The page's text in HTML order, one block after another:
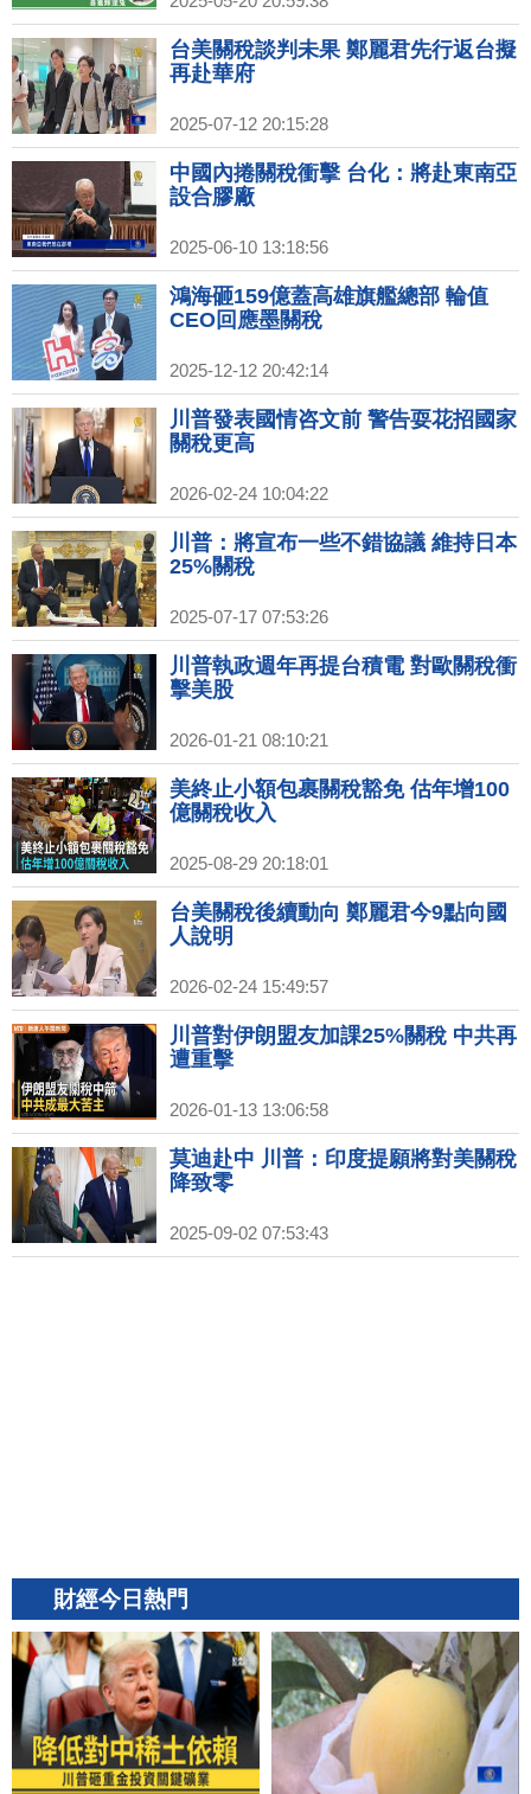
台美關稅談判未果 鄭麗君先行返台擬
再赴華府
2025-07-12 20:15:28
中國內捲關稅衝擊 台化：將赴東南亞
設合膠廠
2025-06-10 13:18:56
鴻海砸159億蓋高雄旗艦總部 輪值
CEO回應墨關稅
2025-12-12 20:42:14
川普發表國情咨文前 警告耍花招國家
關稅更高
2026-02-24 10:04:22
川普：將宣布一些不錯協議 維持日本
25%關稅
2025-07-17 07:53:26
川普執政週年再提台積電 對歐關稅衝
擊美股
2026-01-21 08:10:21
美終止小額包裹關稅豁免 估年增100
億關稅收入
2025-08-29 20:18:01
台美關稅後續動向 鄭麗君今9點向國
人說明
2026-02-24 15:49:57
川普對伊朗盟友加課25%關稅 中共再
遭重擊
2026-01-13 13:06:58
莫迪赴中 川普：印度提願將對美關稅
降致零
2025-09-02 07:53:43
財經今日熱門